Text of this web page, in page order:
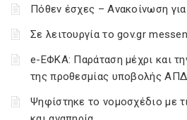
Πόθεν έσχες – Ανακοίνωση
Σε λειτουργία το gov.gr
e-ΕΦΚΑ: Παράταση μέχρι και
της προθεσμίας υποβολής
Ψηφίστηκε το νομοσχέδιο με